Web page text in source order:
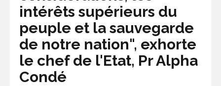
intérêts supérieurs du
peuple et la sauvegarde
de notre nation", exhorte
le chef de l'Etat, Pr Alpha
Condé